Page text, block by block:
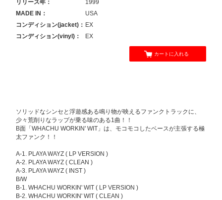
リリース年：
1999
MADE IN：
USA
コンディション(jacket)： EX
コンディション(vinyl)：
EX
カートに入れる
ソリッドなシンセと浮遊感ある鳴り物が映えるファンクトラックに、
少々荒削りなラップが乗る味のある1曲！！
B面「WHACHU WORKIN' WIT」は、モコモコしたベースが主張する極
太ファンク！！
A-1. PLAYA WAYZ ( LP VERSION )
A-2. PLAYA WAYZ ( CLEAN )
A-3. PLAYA WAYZ ( INST )
B/W
B-1. WHACHU WORKIN' WIT ( LP VERSION )
B-2. WHACHU WORKIN' WIT ( CLEAN )